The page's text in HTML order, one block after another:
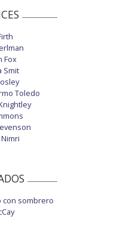
Fox
Smit
Toledo
con sombrero